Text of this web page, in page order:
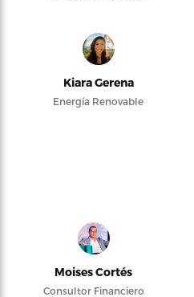
Kiara Gerena
Energía Renovable
Moises Cortés
Consultor Financiero